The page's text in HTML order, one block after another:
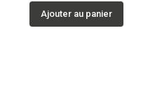
Ajouter au panier